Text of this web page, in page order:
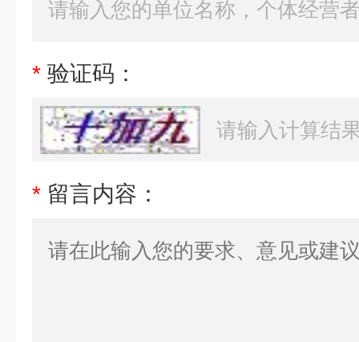
* 验证码：
* 留言内容：